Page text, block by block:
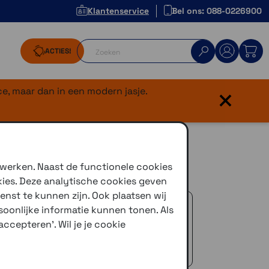
Klantenservice Bel ons: 088-0226900
ACTIES!
maar dan in een modern jasje.
×
dag verstuurd (indien voorradig)
je adres of een PostNL afhaalpunt
Naast de functionele cookies
Deze analytische cookies geven
te kunnen zijn. Ook plaatsen wij
informatie kunnen tonen. Als
Wil je je cookie